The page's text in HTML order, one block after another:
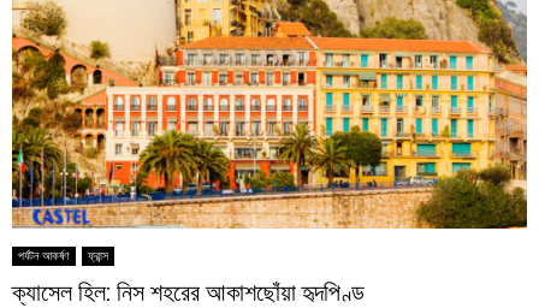
পর্যটন আকর্ষণ ফ্রান্স
ক্যাসেল হিল: নিস শহরের আকাশছোঁয়া হৃদপিণ্ড